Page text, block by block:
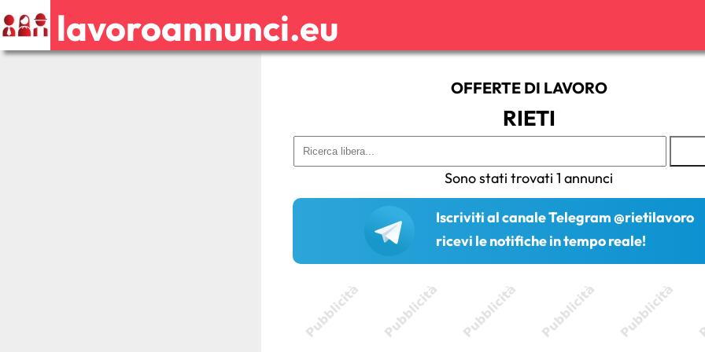
lavoroannunci.eu
OFFERTE DI LAVORO
RIETI
Sono stati trovati 1 annunci
Iscriviti al canale Telegram @rietilavoro
ricevi le notifiche in tempo reale!